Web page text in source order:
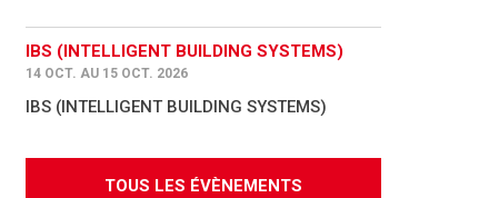
IBS (INTELLIGENT BUILDING SYSTEMS)
14 OCT. AU 15 OCT. 2026
IBS (INTELLIGENT BUILDING SYSTEMS)
TOUS LES ÉVÈNEMENTS